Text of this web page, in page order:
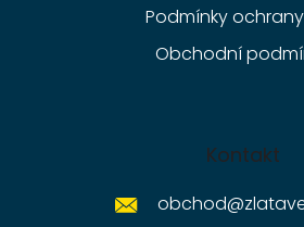
Podmínky
Obchodní
Kontakt
obchod@